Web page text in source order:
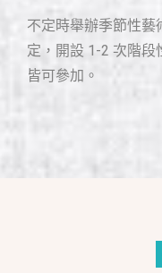
不定時舉辦季節性藝
定，開設 1-2 次階段
皆可參加。